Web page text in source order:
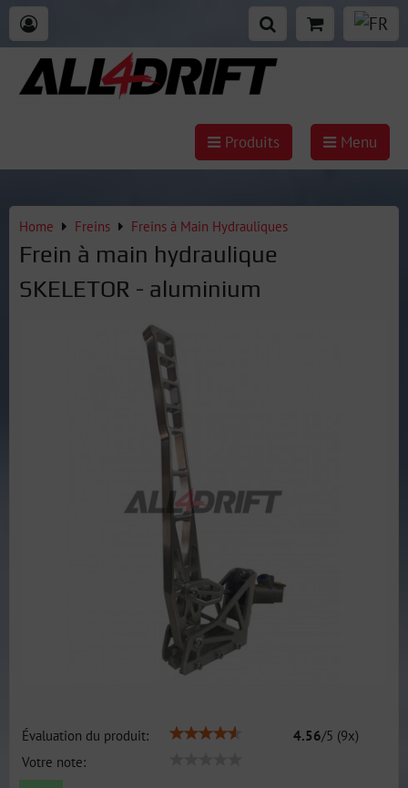
Produits Menu
Home Freins Freins à Main Hydrauliques
Frein à main hydraulique
SKELETOR - aluminium
Évaluation du produit: 4.56/5 (9x)
Votre note: